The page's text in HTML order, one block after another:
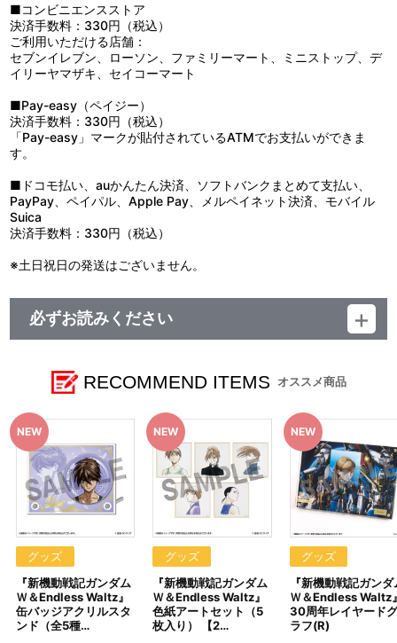
■コンビニエンスストア
決済手数料：330円（税込）
ご利用いただける店舗：
セブンイレブン、ローソン、ファミリーマート、ミニストップ、デ
イリーヤマザキ、セイコーマート
■Pay-easy（ペイジー）
決済手数料：330円（税込）
「Pay-easy」マークが貼付されているATMでお支払いができま
す。
■ドコモ払い、auかんたん決済、ソフトバンクまとめて支払い、
PayPay、ペイパル、Apple Pay、メルペイネット決済、モバイル
Suica
決済手数料：330円（税込）
※土日祝日の発送はございません。
必ずお読みください
【ご注意（必ずお読みください）】
■商品について
※本商品は、2025年9月5日より「Dolby Cinema(R)版『新機
動戦記ガンダムW Endless Waltz 特別篇』」上映劇場にて販売、
また、2025年9月19日より「A-on STORE」「プレミアムバ
ンダイ」で販売された商品と同じ商品となります。
※今後、イベント・催事会場、一般店舗、海外等で販売する場
合があります。
※本商品は準備数に限りがございます。準備数に達した場合、
早期にご注文の受付を終了させていただくことがございます。
※撮影環境やご利用のモニター環境により、実物と多少異なっ
て見える場合がございます。
※商品画像はイメージです。実際の商品仕様が異なる場合がご
ざいます。あらかじめご了承ください。
■ご注文・お支払いについて
RECOMMEND ITEMS オススメ商品
グッズ
『新機動戦記ガンダム
Ｗ＆Endless Waltz』
缶バッジアクリルスタ
ンド（全5種…
グッズ
『新機動戦記ガンダム
Ｗ＆Endless Waltz』
色紙アートセット（5
枚入り） 【2…
グッズ
『新機動戦記ガンダ
Ｗ＆Endless Waltz
30周年レイヤードグ
ラフ(R)